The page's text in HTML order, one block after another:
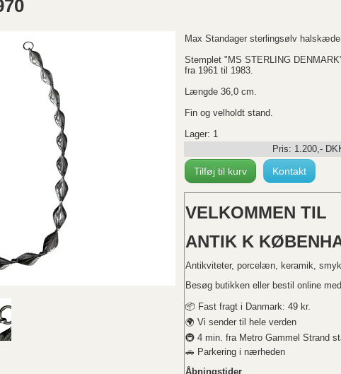
Max Standager sterlingsølv
Stemplet "MS STERLING
fra 1961 til 1983.
Længde 36,0 cm.
Fin og velholdt stand.
Lager: 1
Pris: 1.200,-
Tilføj til kurv Kontakt
VELKOMMEN TIL
ANTIK K
Antikviteter, porcelæn, keramik,
Besøg butikken eller bestil online
📦 Fast fragt i Danmark: 49 kr.
🌍 Vi sender til hele verden
🚇 4 min. fra Metro Gammel Strand
🚗 Parkering i nærheden
Åbningstider